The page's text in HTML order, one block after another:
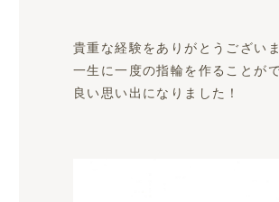
貴重な経験をありがとうござい
一生に一度の指輪を作ることが
良い思い出になりました！